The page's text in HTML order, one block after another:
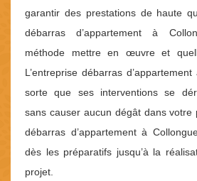
garantir des prestations de haute
débarras d’appartement à
méthode mettre en œuvre et
L’entreprise débarras
sorte que ses interventions se
sans causer aucun dégât dans votre
débarras d’appartement à
dès les préparatifs jusqu’à la
projet.